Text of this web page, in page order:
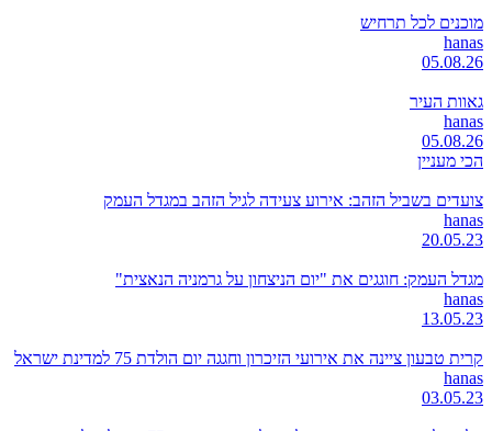
מוכנים לכל תרחיש
hanas
05.08.26
גאוות העיר
hanas
05.08.26
הכי מעניין
צועדים בשביל הזהב: אירוע צעידה לגיל הזהב במגדל העמק
hanas
20.05.23
מגדל העמק: חוגגים את "יום הניצחון על גרמניה הנאצית"
hanas
13.05.23
קרית טבעון ציינה את אירועי הזיכרון וחגגה יום הולדת 75 למדינת ישראל
hanas
03.05.23